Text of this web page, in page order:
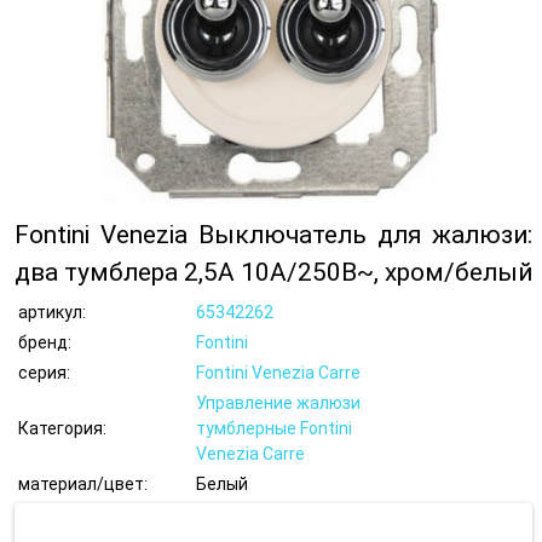
Fontini Venezia Выключатель для жалюзи:
два тумблера 2,5А 10А/250В~, хром/белый
артикул:
65342262
бренд:
Fontini
серия:
Fontini Venezia Carre
Категория:
Управление жалюзи
тумблерные Fontini
Venezia Carre
материал/цвет:
Белый